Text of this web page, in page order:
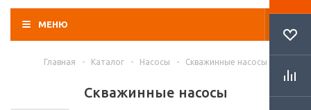
МЕНЮ
Главная - Каталог - Насосы - Скважинные насосы
Скважинные насосы